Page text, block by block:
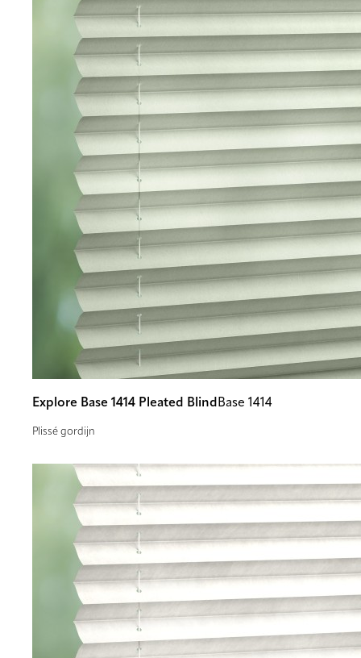
Explore Base 1414 Pleated Blind Base 1414
Plissé gordijn